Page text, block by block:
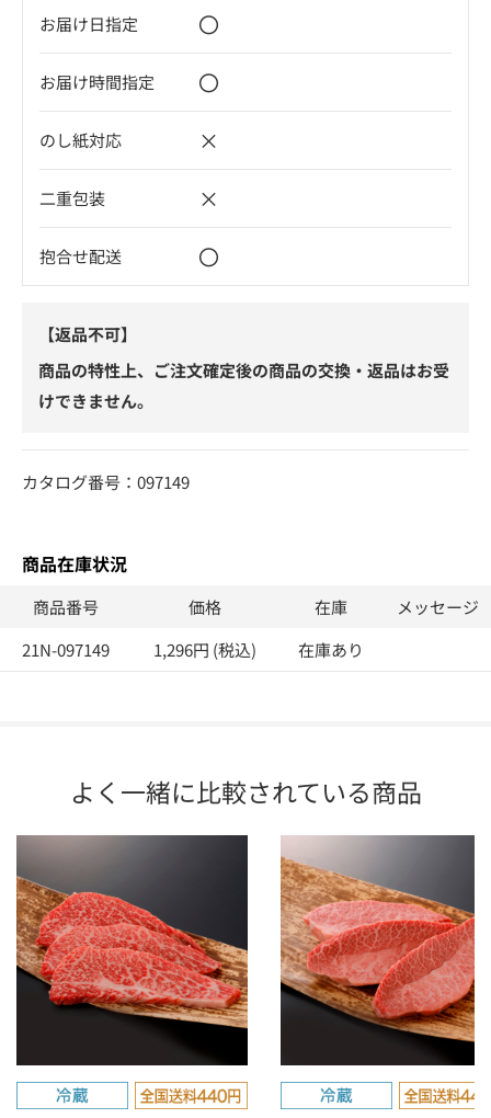
お届け日指定 〇
お届け時間指定 〇
のし紙対応 ×
二重包装 ×
抱合せ配送 〇
【返品不可】
商品の特性上、ご注文確定後の商品の交換・返品はお受
けできません。
カタログ番号：097149
商品在庫状況
商品番号 価格 在庫
メッセージ
21N-097149
1,296円 (税込) 在庫あり
よく一緒に比較されている商品